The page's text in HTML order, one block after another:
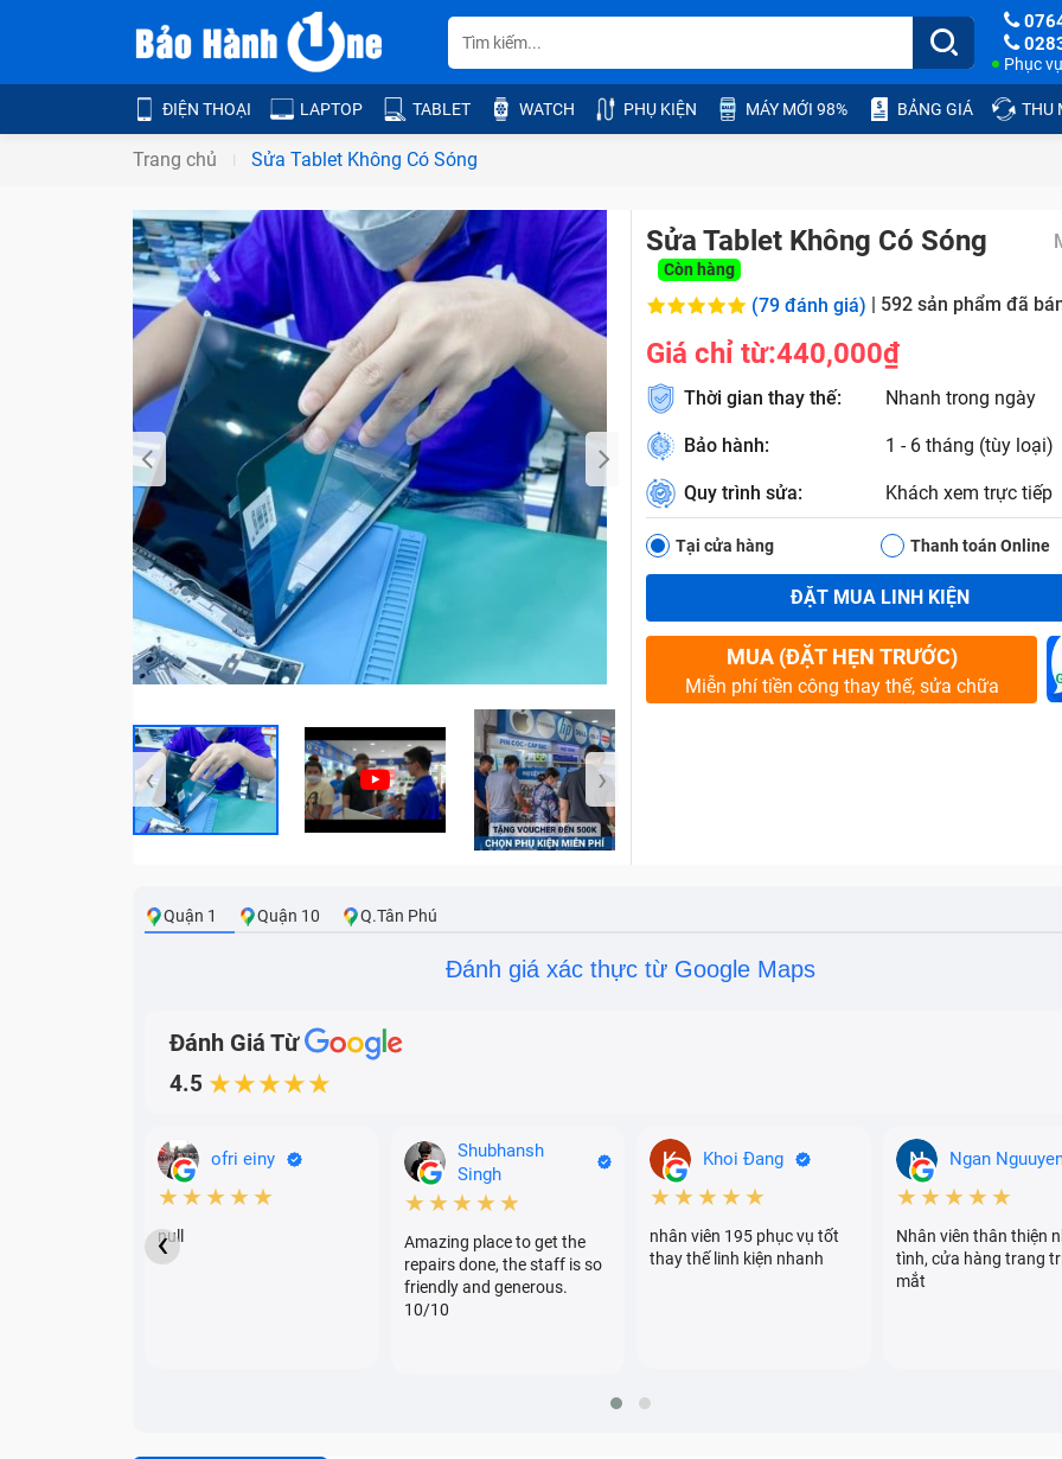
Phục
ĐIỆN THOẠI LAPTOP TABLET WATCH PHỤ KIỆN MÁY MỚI 98% BẢNG GIÁ THU
Trang chủ Sửa Tablet Không Có Sóng
Bảo Hành One
‹ ›
Sửa Tablet Không Có Sóng
Còn hàng
(79 đánh giá) | 592 sản phẩm đã
Giá chỉ từ:440,000₫
Thời gian thay thế: Nhanh trong ngày
Bảo hành: 1 - 6 tháng (tùy loại)
Quy trình sửa: Khách xem trực tiếp
Tại cửa hàng Thanh toán Online
ĐẶT MUA LINH KIỆN
MUA (ĐẶT HẸN TRƯỚC)
Miễn phí tiền công thay thế, sửa chữa
Quận 1 Quận 10 Q.Tân Phú
Đánh giá xác thực từ Google Maps
Đánh Giá Từ
4.5 ★★★★★
ofri einy
★★★★★
null
Shubhansh
Singh
★★★★★
Amazing place to get the
repairs done, the staff is so
friendly and generous.
10/10
Khoi Đang
★★★★★
nhân viên 195 phục vụ tốt
thay thế linh kiện nhanh
Ngan
★★★★★
Nhân viên thân thiện
tình, cửa hàng trang
mắt
‹